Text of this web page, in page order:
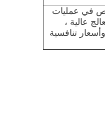
في عمليات
عالية ،
وأسعار تنافسية